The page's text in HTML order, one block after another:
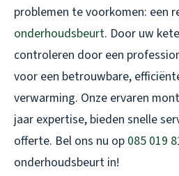
problemen te voorkomen: een
onderhoudsbeurt. Door uw
controleren door een
voor een betrouwbare,
verwarming. Onze ervaren
jaar expertise, bieden snelle
offerte. Bel ons nu op 085 019
onderhoudsbeurt in!